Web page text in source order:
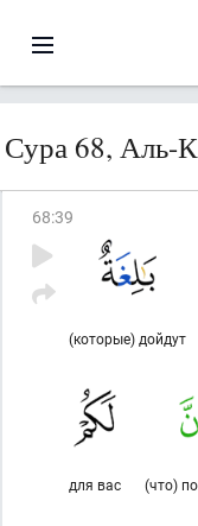
Сура 68, Аль-
68:39
(которые) дойдут
(что)
для вас